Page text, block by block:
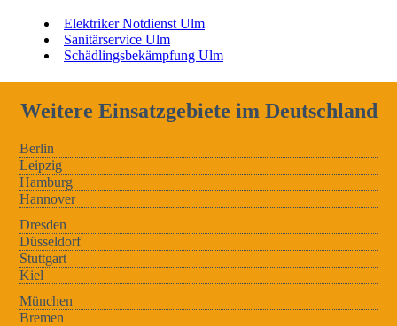
Elektriker Notdienst Ulm
Sanitärservice Ulm
Schädlingsbekämpfung Ulm
Weitere Einsatzgebiete im Deutschland
Berlin
Leipzig
Hamburg
Hannover
Dresden
Düsseldorf
Stuttgart
Kiel
München
Bremen